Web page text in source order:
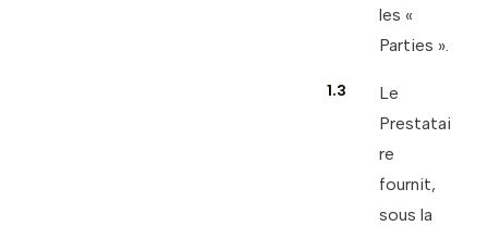
les «
Parties ».
1.3
Le
Prestatai
re
fournit,
sous la